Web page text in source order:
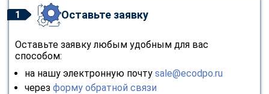
1 Оставьте заявку
Оставьте заявку любым удобным для вас
способом:
на нашу электронную почту sale@ecodpo.ru
через форму обратной связи